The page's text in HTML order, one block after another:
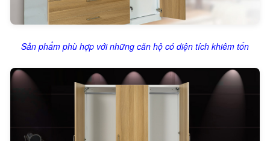
Sản phẩm phù hợp với những căn hộ có diện tích khiêm tốn